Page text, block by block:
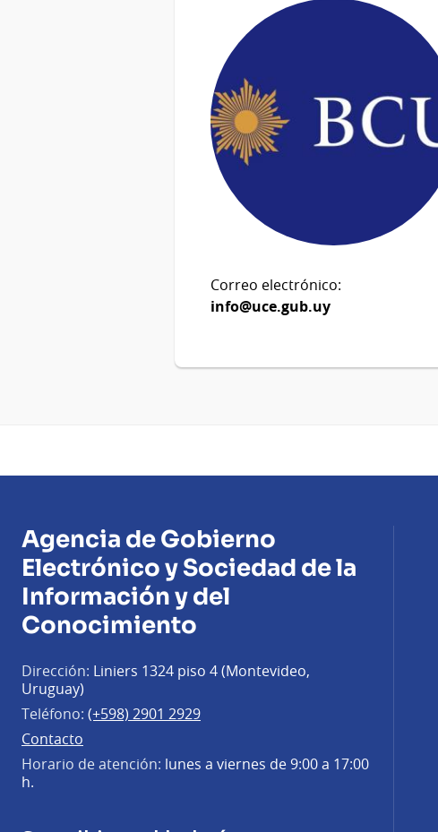
Correo electrónico:
info@uce.gub.uy
Agencia de Gobierno
Electrónico y Sociedad de la
Información y del
Conocimiento
Dirección: Liniers 1324 piso 4 (Montevideo,
Uruguay)
Teléfono: (+598) 2901 2929
Contacto
Horario de atención: lunes a viernes de 9:00 a 17:00
h.